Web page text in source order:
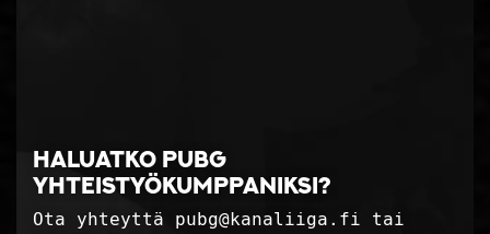
Haluatko PUBG
yhteistyökumppaniksi?
Ota yhteyttä pubg@kanaliiga.fi tai